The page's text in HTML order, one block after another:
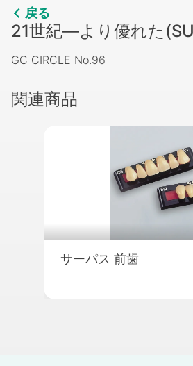
戻る
21世紀―より優れた
GC CIRCLE No.96
関連商品
サーパス 前歯